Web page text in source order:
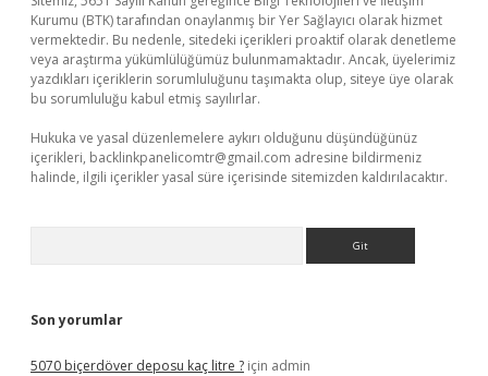
Kurumu (BTK) tarafından onaylanmış bir Yer Sağlayıcı olarak hizmet
vermektedir. Bu nedenle, sitedeki içerikleri proaktif olarak denetleme
veya araştırma yükümlülüğümüz bulunmamaktadır. Ancak, üyelerimiz
yazdıkları içeriklerin sorumluluğunu taşımakta olup, siteye üye olarak
bu sorumluluğu kabul etmiş sayılırlar.
Hukuka ve yasal düzenlemelere aykırı olduğunu düşündüğünüz
içerikleri, backlinkpanelicomtr@gmail.com adresine bildirmeniz
halinde, ilgili içerikler yasal süre içerisinde sitemizden kaldırılacaktır.
Son yorumlar
5070 biçerdöver deposu kaç litre ? için admin